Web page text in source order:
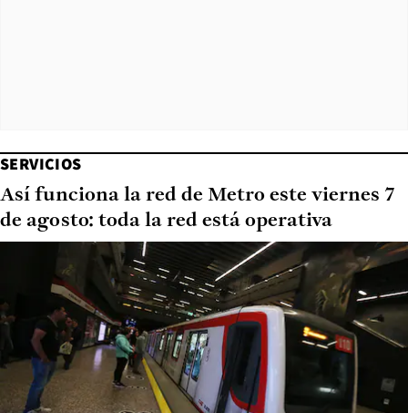
SERVICIOS
Así funciona la red de Metro este viernes 7
de agosto: toda la red está operativa